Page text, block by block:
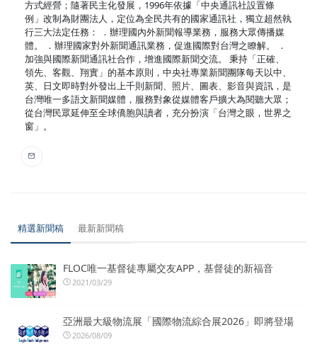
方式經營；隨著民主化發展，1996年依據「中央通訊社設置條
例」改制為財團法人，定位為全民共有的國家通訊社，獨立超然執
行三大法定任務： ．辦理國內外新聞報導業務，服務大眾傳播媒
體。 ．辦理國家對外新聞通訊業務，促進國際對台灣之瞭解。 ．
加強與國際新聞通訊社合作，增進國際新聞交流。 秉持「正確、
領先、客觀、翔實」的基本原則，中央社專業新聞團隊每天以中、
英、日文即時對外發出上千則新聞、照片、圖表、影音與資訊，是
台灣唯一多語文新聞媒體，服務對象從媒體客戶擴大為閱聽大眾；
從台灣民眾延伸至全球僑胞與讀者，充分扮演「台灣之眼，世界之
窗」。
精選新聞稿 最新新聞稿
FLOC唯一基督徒專屬交友APP，基督徒的新福音
2021/03/29
亞洲最大級物流展「國際物流綜合展2026」即將登場
2026/08/09